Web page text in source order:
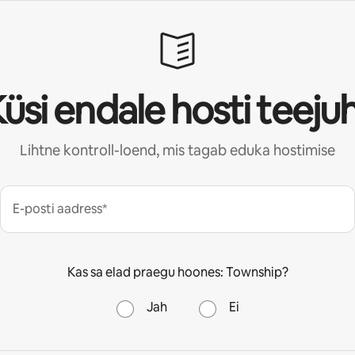
endale hosti
Lihtne kontroll-loend, mis tagab eduka hostimise
E-posti aadress*
Kas sa elad praegu hoones: Township?
Jah Ei